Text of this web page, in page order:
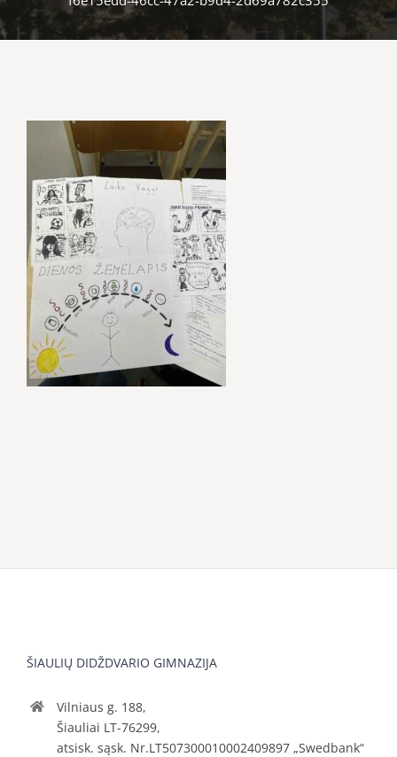
ŠIAULIŲ DIDŽDVARIO GIMNAZIJA
Vilniaus g. 188,
Šiauliai LT-76299,
atsisk. sąsk. Nr.LT507300010002409897 „Swedbank“